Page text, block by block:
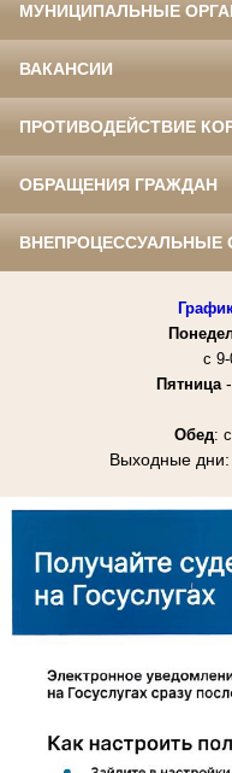
МУНИЦИПАЛЬНЫЕ
ВАКАНСИИ
ПРОТИВОДЕЙСТВИЕ
ОБРАЩЕНИЯ ГРАЖДАН
ВНЕПРОЦЕССУАЛЬНЫЕ
с
Пятница
Обед:
Выходные дни: